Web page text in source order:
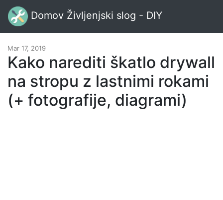
Domov Življenjski slog - DIY
Mar 17, 2019
Kako narediti škatlo drywall
na stropu z lastnimi rokami
(+ fotografije, diagrami)